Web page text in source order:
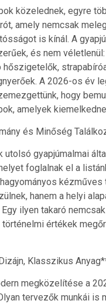
közelednek, egyre
amely nemcsak
is kínál. A
és nem
hőszigetelők,
A 2026-os év
hogy
amelyek
és Minőség
utolsó gyapjúmalmai
foglalnak el a
kézműves
hanem a helyi
ilyen takaró
történelmi értékek
Klasszikus
megközelítése a
tervezők munkái is